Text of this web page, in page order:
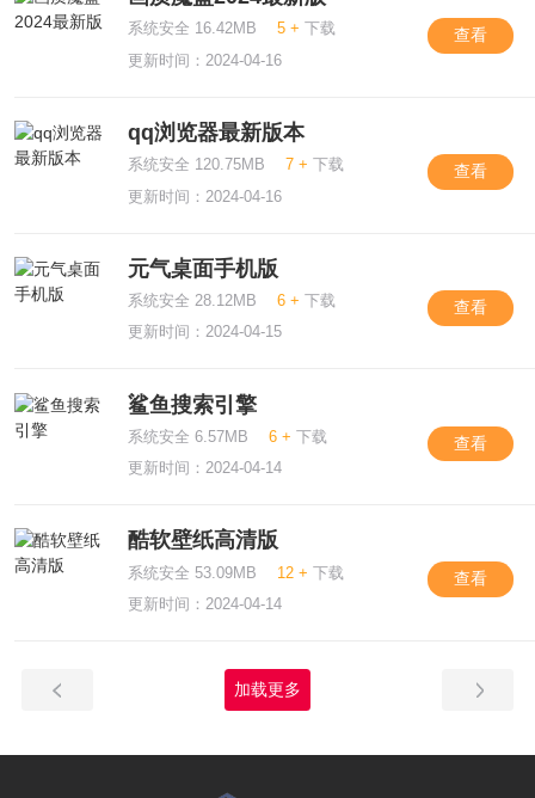
系统安全 16.42MB 5 + 下载
更新时间：2024-04-16
查看
qq浏览器最新版本
系统安全 120.75MB 7 + 下载
更新时间：2024-04-16
查看
元气桌面手机版
系统安全 28.12MB 6 + 下载
更新时间：2024-04-15
查看
鲨鱼搜索引擎
系统安全 6.57MB 6 + 下载
更新时间：2024-04-14
查看
酷软壁纸高清版
系统安全 53.09MB 12 + 下载
更新时间：2024-04-14
查看
加载更多